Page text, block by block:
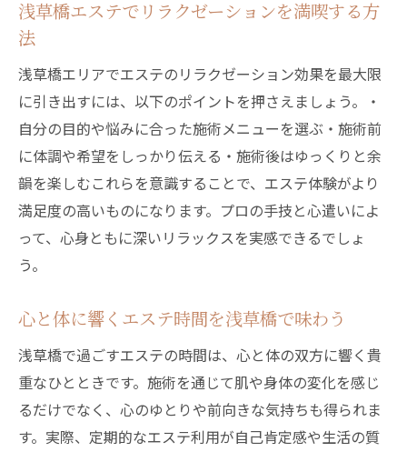
浅草橋エステでリラクゼーションを満喫する方
法
浅草橋エリアでエステのリラクゼーション効果を最大限
に引き出すには、以下のポイントを押さえましょう。・
自分の目的や悩みに合った施術メニューを選ぶ・施術前
に体調や希望をしっかり伝える・施術後はゆっくりと余
韻を楽しむこれらを意識することで、エステ体験がより
満足度の高いものになります。プロの手技と心遣いによ
って、心身ともに深いリラックスを実感できるでしょ
う。
心と体に響くエステ時間を浅草橋で味わう
浅草橋で過ごすエステの時間は、心と体の双方に響く貴
重なひとときです。施術を通じて肌や身体の変化を感じ
るだけでなく、心のゆとりや前向きな気持ちも得られま
す。実際、定期的なエステ利用が自己肯定感や生活の質